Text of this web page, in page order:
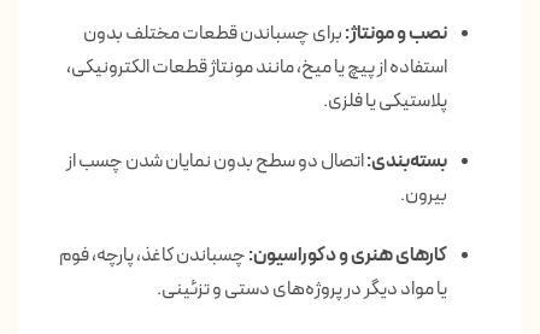
نصب و مونتاژ:برای چسباندن قطعات مختلف بدون
استفاده از پیچ یا میخ، مانند مونتاژ قطعات الکترونیکی،
پلاستیکی یا فلزی.
بسته‌بندی:اتصال دو سطح بدون نمایان شدن چسب از
بیرون.
کارهای هنری و دکوراسیون:چسباندن کاغذ، پارچه، فوم
یا مواد دیگر در پروژه‌های دستی و تزئینی.